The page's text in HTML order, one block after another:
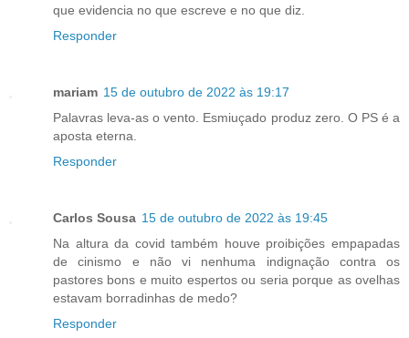
que evidencia no que escreve e no que diz.
Responder
mariam 15 de outubro de 2022 às 19:17
Palavras leva-as o vento. Esmiuçado produz zero. O PS é a
aposta eterna.
Responder
Carlos Sousa 15 de outubro de 2022 às 19:45
Na altura da covid também houve proibições empapadas
de cinismo e não vi nenhuma indignação contra os
pastores bons e muito espertos ou seria porque as ovelhas
estavam borradinhas de medo?
Responder